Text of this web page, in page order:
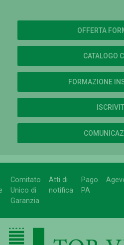
OFFERTA
CATALOGO
FORMAZIONE
ISCRIVITI
Comitato
Unico di
Garanzia
Atti di
notifica
Pago
PA